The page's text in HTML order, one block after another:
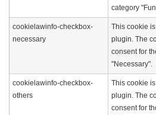
category
cookielawinfo-checkbox-
necessary
This cookie
plugin. The
consent for
"Necessary".
cookielawinfo-checkbox-
others
This cookie
plugin. The
consent for